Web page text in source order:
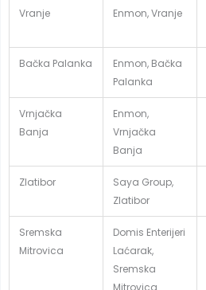
Vranje Enmon, Vranje
Bačka Palanka
Enmon, Bačka
Palanka
Vrnjačka
Banja
Enmon,
Vrnjačka
Banja
Zlatibor
Saya Group,
Zlatibor
Sremska
Mitrovica
Domis Enterijeri
Laćarak,
Sremska